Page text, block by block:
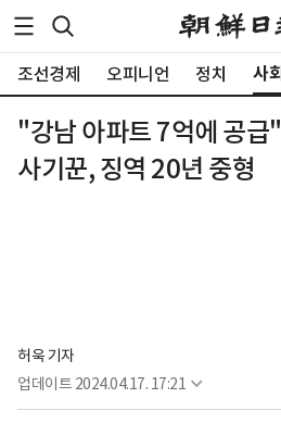
조선경제 오피니언 정치 사회
"강남 아파트 7억에 공급
사기꾼, 징역 20년 중형
허욱 기자
업데이트 2024.04.17. 17:21